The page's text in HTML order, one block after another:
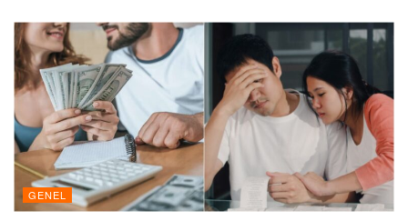
GENEL